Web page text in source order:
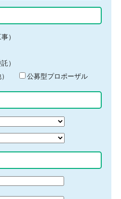
）
）
公募型プロポーザル